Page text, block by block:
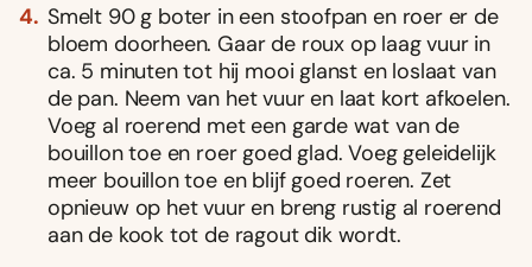
Smelt 90 g boter in een stoofpan en roer er de
bloem doorheen. Gaar de roux op laag vuur in
ca. 5 minuten tot hij mooi glanst en loslaat van
de pan. Neem van het vuur en laat kort afkoelen.
Voeg al roerend met een garde wat van de
bouillon toe en roer goed glad. Voeg geleidelijk
meer bouillon toe en blijf goed roeren. Zet
opnieuw op het vuur en breng rustig al roerend
aan de kook tot de ragout dik wordt.